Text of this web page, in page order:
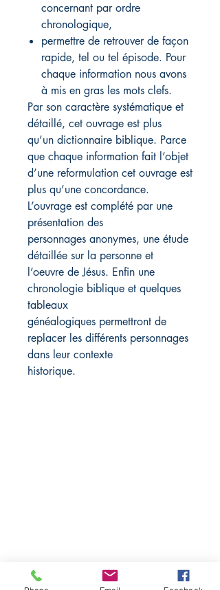
concernant par ordre
chronologique,
permettre de retrouver de façon
rapide, tel ou tel épisode. Pour
chaque information nous avons
à mis en gras les mots clefs.
Par son caractère systématique et
détaillé, cet ouvrage est plus
qu’un dictionnaire biblique. Parce
que chaque information fait l’objet
d’une reformulation cet ouvrage est
plus qu’une concordance.
L’ouvrage est complété par une
présentation des
personnages anonymes, une étude
détaillée sur la personne et
l’oeuvre de Jésus. Enfin une
chronologie biblique et quelques
tableaux
généalogiques permettront de
replacer les différents personnages
dans leur contexte
historique.